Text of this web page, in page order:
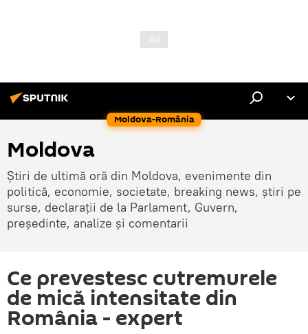
Moldova-România
Moldova
Știri de ultimă oră din Moldova, evenimente din
politică, economie, societate, breaking news, știri pe
surse, declarații de la Parlament, Guvern,
președinte, analize și comentarii
Ce prevestesc cutremurele
de mică intensitate din
România - expert